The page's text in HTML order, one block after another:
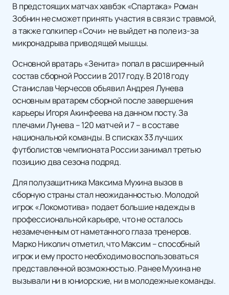
В предстоящих матчах хавбэк «Спартака» Роман
Зобнин не сможет принять участия в связи с травмой,
а также голкипер «Сочи» не выйдет на поле из-за
микронадрыва приводящей мышцы.
Основной вратарь «Зенита» попал в расширенный
состав сборной России в 2017 году. В 2018 году
Станислав Черчесов объявил Андрея Лунева
основным вратарем сборной после завершения
карьеры Игоря Акинфеева на данном посту. За
плечами Лунева – 120 матчей и 7 – в составе
национальной команды. В списках 33 лучших
футболистов чемпионата России занимал третью
позицию два сезона подряд.
Для полузащитника Максима Мухина вызов в
сборную страны стал неожиданностью. Молодой
игрок «Локомотива» подает большие надежды в
профессиональной карьере, что не осталось
незамеченным от наметанного глаза тренеров.
Марко Николич отметил, что Максим – способный
игрок и ему просто необходимо воспользоваться
представленной возможностью. Ранее Мухина не
вызывали ни в юниорские, ни в молодежные команды.